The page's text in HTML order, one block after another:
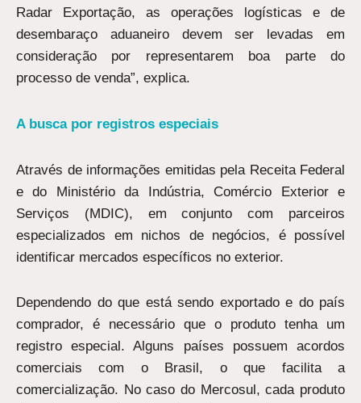
Radar Exportação, as operações logísticas e de
desembaraço aduaneiro devem ser levadas em
consideração por representarem boa parte do
processo de venda”, explica.
A busca por registros especiais
Através de informações emitidas pela Receita Federal
e do Ministério da Indústria, Comércio Exterior e
Serviços (MDIC), em conjunto com parceiros
especializados em nichos de negócios, é possível
identificar mercados específicos no exterior.
Dependendo do que está sendo exportado e do país
comprador, é necessário que o produto tenha um
registro especial. Alguns países possuem acordos
comerciais com o Brasil, o que facilita a
comercialização. No caso do Mercosul, cada produto